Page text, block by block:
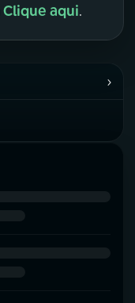
Clique aqui.
›